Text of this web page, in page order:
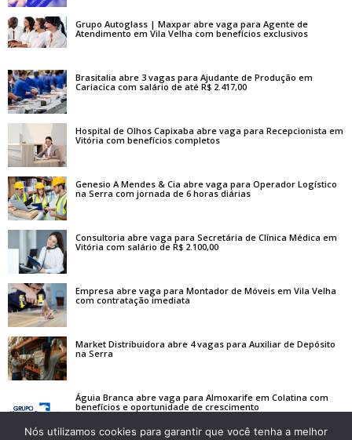
Grupo Autoglass | Maxpar abre vaga para Agente de
Atendimento em Vila Velha com benefícios exclusivos
Brasitalia abre 3 vagas para Ajudante de Produção em
Cariacica com salário de até R$ 2.417,00
Hospital de Olhos Capixaba abre vaga para Recepcionista em
Vitória com benefícios completos
Genesio A Mendes & Cia abre vaga para Operador Logístico
na Serra com jornada de 6 horas diárias
Consultoria abre vaga para Secretária de Clínica Médica em
Vitória com salário de R$ 2.100,00
Empresa abre vaga para Montador de Móveis em Vila Velha
com contratação imediata
Market Distribuidora abre 4 vagas para Auxiliar de Depósito
na Serra
Águia Branca abre vaga para Almoxarife em Colatina com
benefícios e oportunidade de crescimento
Nós utilizamos cookies para garantir que você tenha a melhor